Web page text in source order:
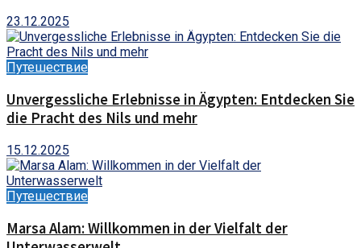
23.12.2025
Путешествие
Unvergessliche Erlebnisse in Ägypten: Entdecken Sie
die Pracht des Nils und mehr
15.12.2025
Путешествие
Marsa Alam: Willkommen in der Vielfalt der